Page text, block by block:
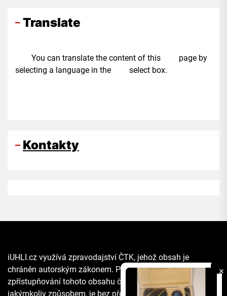
Translate
You can translate the content of this page by
selecting a language in the select box.
Kontakty
✕
iUHLI.cz využívá zpravodajství ČTK, jehož obsah je
chráněn autorským zákonem. Přepis, šíření či další
zpřístupňování tohoto obsahu či jeho části veřejnosti, a to
jakýmkoliv způsobem, je bez předchozího souhlasu ČTK